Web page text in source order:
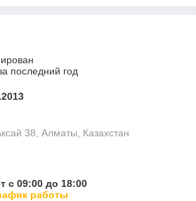
последний год
38, Алматы, Казахстан
с 09:00 до 18:00
работы